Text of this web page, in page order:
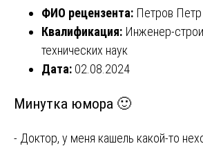
ФИО рецензента: Петров
Квалификация: Инженер-
технических наук
Дата: 02.08.2024
Минутка юмора 🙂
- Доктор, у меня кашель какой-то